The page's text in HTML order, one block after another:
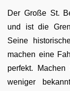
Der Große St.
und ist die
Seine
machen eine
perfekt.
weniger